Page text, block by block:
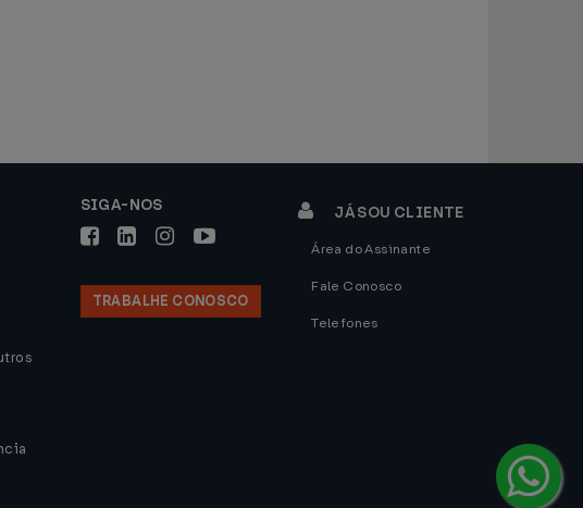
SIGA-NOS
TRABALHE CONOSCO
JÁ SOU CLIENTE
Área do Assinante
Fale Conosco
Telefones